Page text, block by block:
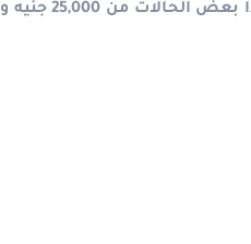
غالبًا ما يدور بين 50,000 و70,000 جنيه مصرى، بينما قد تبدأ بعض الحالات من 25,000 جنيه و